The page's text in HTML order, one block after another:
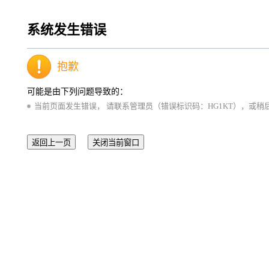
系统发生错误
抱歉
可能是由下列问题导致的：
当前页面发生错误， 请联系管理员（错误标识码：HG1KT），或稍